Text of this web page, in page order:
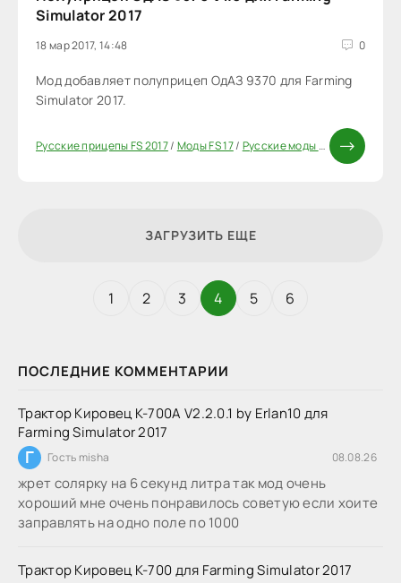
ПОСЛЕДНИЕ КОММЕНТАРИИ
Трактор Кировец К-700А V2.2.0.1 by Erlan10 для
Farming Simulator 2017
Г Гость misha 08.08.26
жрет солярку на 6 секунд литра так мод очень
хороший мне очень понравилось советую если хоите
заправлять на одно поле по 1000
Трактор Кировец К-700 для Farming Simulator 2017
Simulator 2017
18 мар 2017, 14:48 0
Мод добавляет полуприцеп ОдАЗ 9370 для Farming
Simulator 2017.
Русские прицепы FS 2017/ Моды FS 17/ Русские моды для FS 17 /
ЗАГРУЗИТЬ ЕЩЕ
1 2 3 4 5 6